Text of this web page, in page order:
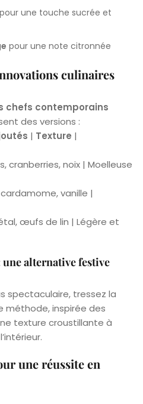
pour une touche sucrée et
pour une note citronnée
culinaires
chefs contemporains
des versions :
| Texture |
cranberries, noix | Moelleuse
vanille |
œufs de lin | Légère et
alternative festive
spectaculaire, tressez la
inspirée des
texture croustillante à
une réussite en